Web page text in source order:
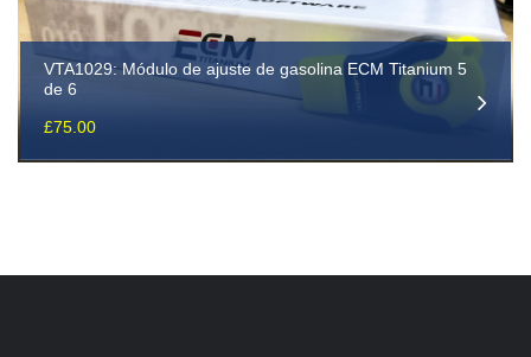
VTA1029: Módulo de ajuste de gasolina ECM Titanium 5
de 6
£75.00